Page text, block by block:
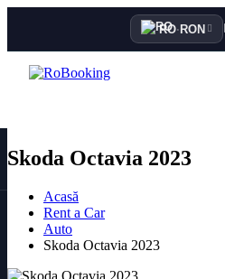
RO·RON
Skoda Octavia 2023
Acasă
Rent a Car
Auto
Skoda Octavia 2023